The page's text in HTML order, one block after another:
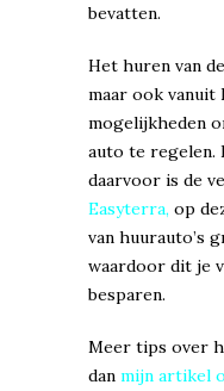
bevatten.
Het huren van
maar ook vanuit
mogelijkheden
auto te regelen.
daarvoor is de
Easyterra, op
van huurauto’s
waardoor dit je
besparen.
Meer tips over
dan mijn artikel